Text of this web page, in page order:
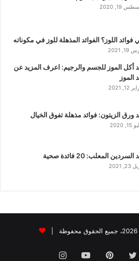
19, 2020
فوائد اللوز؟ الفوائد المذهلة للوز في مكوناته
2021
أكل الموز للجسم والرجيم: اعرف المزيد عن
الموز
2021
ورق الزيتون: فوائد مذهلة تفوق الخيال
2020
المعلب: 20 فائدة صحية
2021
|
تويتر بينتيريستيوتيوبانستقرام